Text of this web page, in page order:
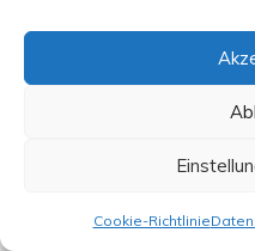
Cookie-Richtlinie
überallher Bestätigung.
Weltbildes braucht man
sehr bequem. Und es ist
versuchen, dieses
zu sorgen, wie ich seit der
Auseinandersetzungen